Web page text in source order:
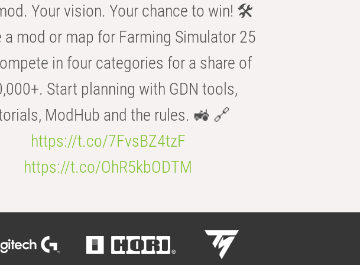
Your vision. Your chance to win! 🛠️
a mod or map for Farming Simulator 25
in four categories for a share of
Start planning with GDN tools,
ModHub and the rules. 🚜 🔗
https://t.co/7FvsBZ4tzF
https://t.co/OhR5kbODTM